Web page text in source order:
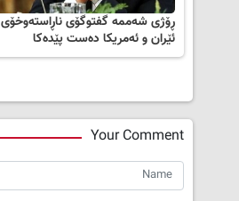
ڕۆژی شەممە گفتوگۆی ناڕاستەوخۆی
ئێران و ئەمریکا دەست پێدەکا
Your Comment